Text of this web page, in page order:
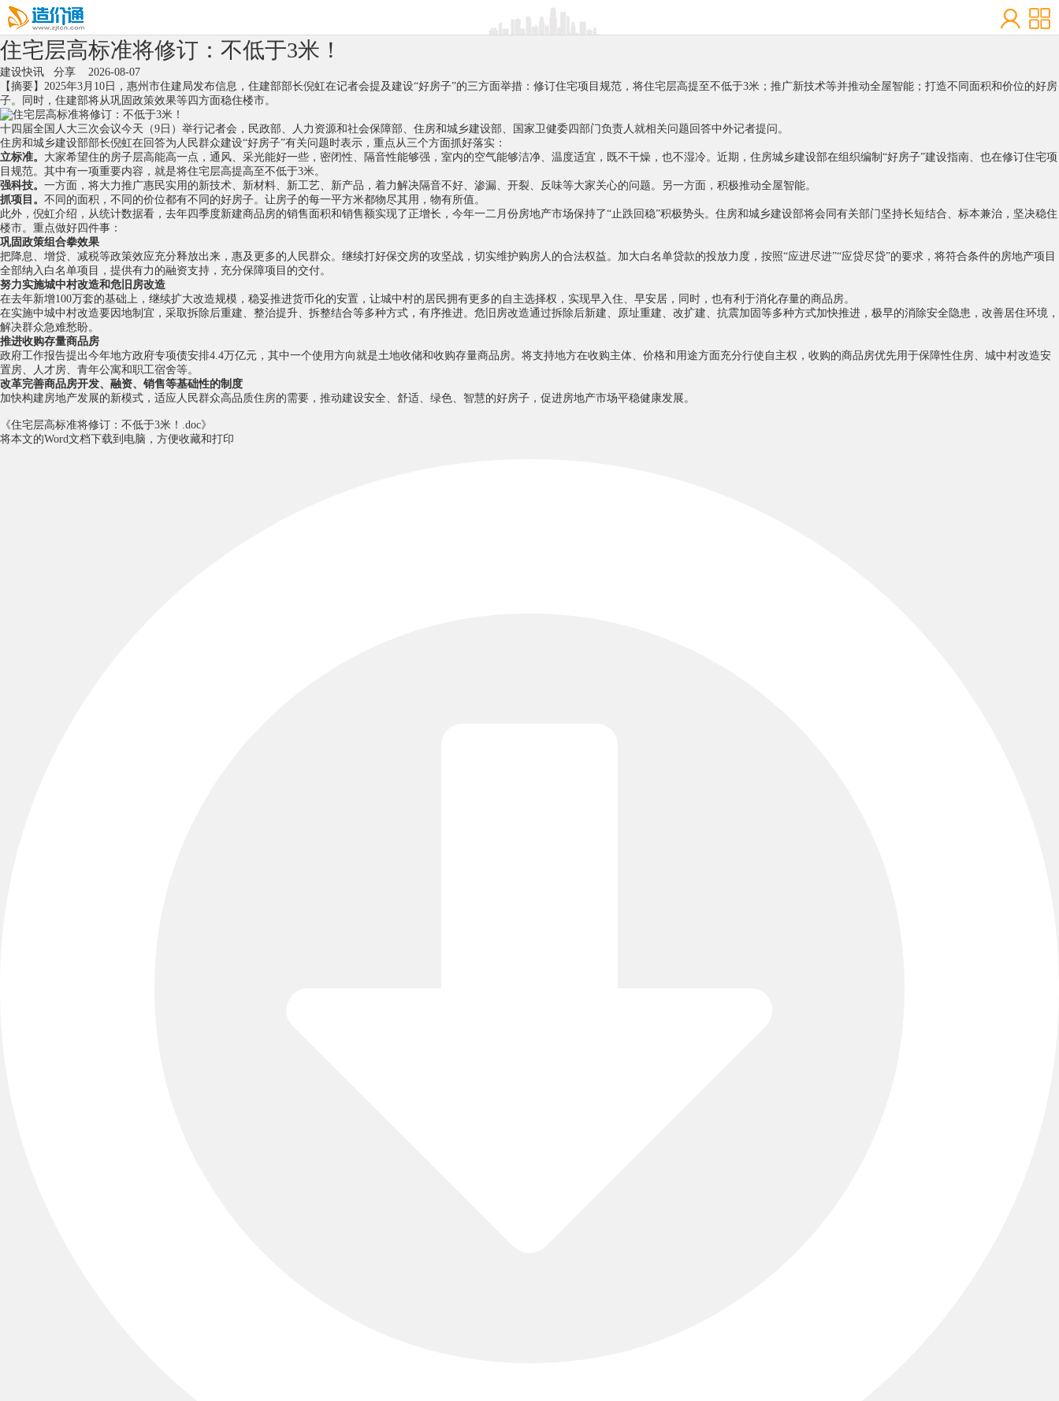
住宅层高标准将修订：不低于3米！
建设快讯 分享 2026-08-07
【摘要】2025年3月10日，惠州市住建局发布信息，住建部部长倪虹在记者会提及建设“好房子”的三方面举措：修订住宅项目规范，将住宅层高提至不低于3米；推广新技术等并推动全屋智能；打造不同面积和价位的好房
子。同时，住建部将从巩固政策效果等四方面稳住楼市。
十四届全国人大三次会议今天（9日）举行记者会，民政部、人力资源和社会保障部、住房和城乡建设部、国家卫健委四部门负责人就相关问题回答中外记者提问。
住房和城乡建设部部长倪虹在回答为人民群众建设“好房子”有关问题时表示，重点从三个方面抓好落实：
立标准。 大家希望住的房子层高能高一点，通风、采光能好一些，密闭性、隔音性能够强，室内的空气能够洁净、温度适宜，既不干燥，也不湿冷。近期，住房城乡建设部在组织编制“好房子”建设指南、也在修订住宅项
目规范。其中有一项重要内容，就是将住宅层高提高至不低于3米。
强科技。 一方面，将大力推广惠民实用的新技术、新材料、新工艺、新产品，着力解决隔音不好、渗漏、开裂、反味等大家关心的问题。另一方面，积极推动全屋智能。
抓项目。 不同的面积，不同的价位都有不同的好房子。让房子的每一平方米都物尽其用，物有所值。
此外，倪虹介绍，从统计数据看，去年四季度新建商品房的销售面积和销售额实现了正增长，今年一二月份房地产市场保持了“止跌回稳”积极势头。住房和城乡建设部将会同有关部门坚持长短结合、标本兼治，坚决稳住
楼市。重点做好四件事：
巩固政策组合拳效果
把降息、增贷、减税等政策效应充分释放出来，惠及更多的人民群众。继续打好保交房的攻坚战，切实维护购房人的合法权益。加大白名单贷款的投放力度，按照“应进尽进”“应贷尽贷”的要求，将符合条件的房地产项目
全部纳入白名单项目，提供有力的融资支持，充分保障项目的交付。
努力实施城中村改造和危旧房改造
在去年新增100万套的基础上，继续扩大改造规模，稳妥推进货币化的安置，让城中村的居民拥有更多的自主选择权，实现早入住、早安居，同时，也有利于消化存量的商品房。
在实施中城中村改造要因地制宜，采取拆除后重建、整治提升、拆整结合等多种方式，有序推进。危旧房改造通过拆除后新建、原址重建、改扩建、抗震加固等多种方式加快推进，极早的消除安全隐患，改善居住环境，
解决群众急难愁盼。
推进收购存量商品房
政府工作报告提出今年地方政府专项债安排4.4万亿元，其中一个使用方向就是土地收储和收购存量商品房。将支持地方在收购主体、价格和用途方面充分行使自主权，收购的商品房优先用于保障性住房、城中村改造安
置房、人才房、青年公寓和职工宿舍等。
改革完善商品房开发、融资、销售等基础性的制度
加快构建房地产发展的新模式，适应人民群众高品质住房的需要，推动建设安全、舒适、绿色、智慧的好房子，促进房地产市场平稳健康发展。
《住宅层高标准将修订：不低于3米！.doc》
将本文的Word文档下载到电脑，方便收藏和打印